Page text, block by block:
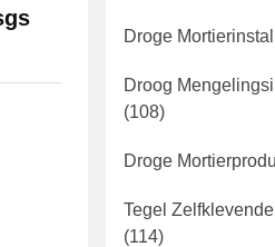
Droge
Droog
(108)
Droge
Tegel
(114)